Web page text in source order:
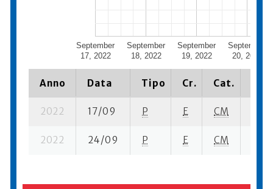
September
17, 2022
September
18, 2022
September
19, 2022
September
20, 2022
Anno Data Tipo Cr. Cat.
2022 17/09 P E CM
2022 24/09 P E CM